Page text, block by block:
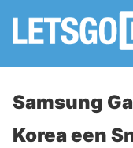
Samsung
Korea een